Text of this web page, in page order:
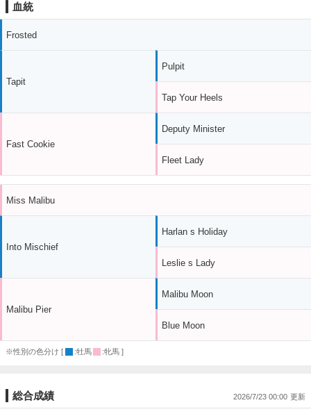
血統
Frosted
Tapit
Fast Cookie
Pulpit
Tap Your Heels
Deputy Minister
Fleet Lady
Miss Malibu
Into Mischief
Malibu Pier
Harlan s Holiday
Leslie s Lady
Malibu Moon
Blue Moon
※性別の色分け [ :牡馬 :牝馬 ]
総合成績 2026/7/23 00:00